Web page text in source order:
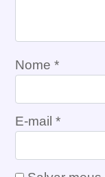
Nome *
E-mail *